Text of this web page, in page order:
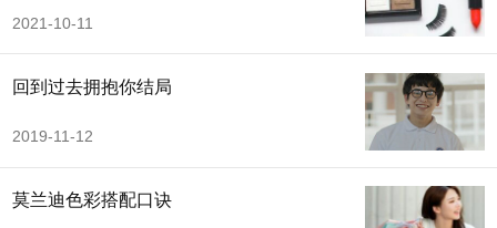
2021-10-11
回到过去拥抱你结局
2019-11-12
莫兰迪色彩搭配口诀